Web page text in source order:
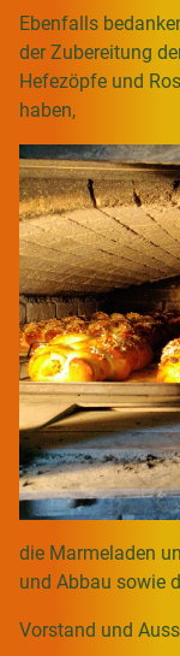
Ebenfalls
der Zubereitung
Hefezöpfe und
haben,
die Marmeladen
und Abbau sowie
Vorstand und